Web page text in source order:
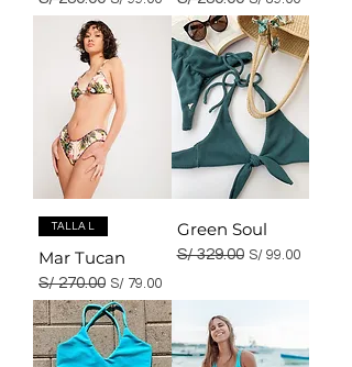
TALLA L
Mar Tucan
Precio
S/ 270.00 Precio de oferta
S/ 79.00
Green Soul
Precio
S/ 329.00 Precio de oferta
S/ 99.00